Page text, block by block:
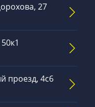
27
проезд, 4с6